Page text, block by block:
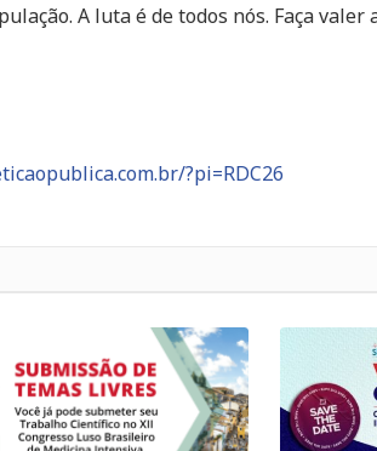
A luta é de todos nós. Faça valer
?pi=RDC26